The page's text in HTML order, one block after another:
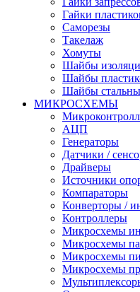
Гайки
Саморезы
Такелаж
Хомуты
Шайбы
Шайбы
Шайбы
МИКРОСХЕМЫ
АЦП
Генераторы
Датчики /
Драйверы
Источники
Компараторы
Конверторы /
Контроллеры
Микросхемы
Микросхемы
Микросхемы
Микросхемы